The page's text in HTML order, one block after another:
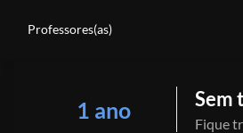
Professores(as)
1 ano Sem
Fique